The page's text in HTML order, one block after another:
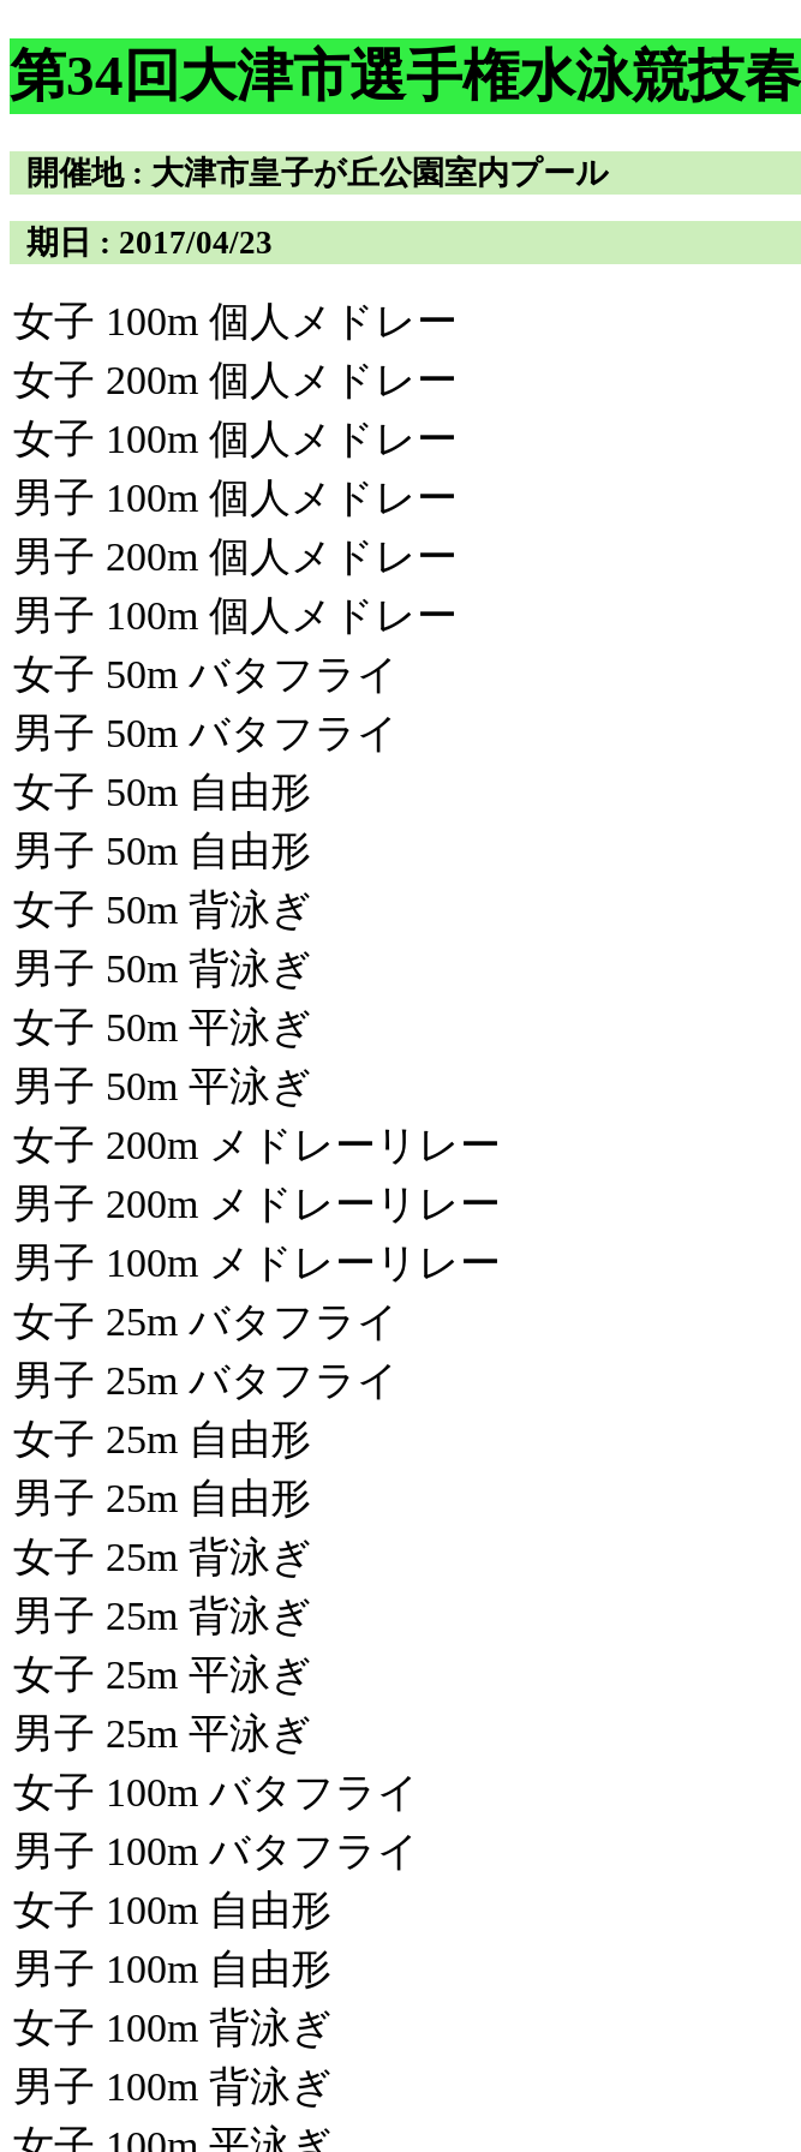
第34回大津市選手権水泳競技
開催地 : 大津市皇子が丘公園室内プール
期日 : 2017/04/23
女子 100m 個人メドレー
女子 200m 個人メドレー
女子 100m 個人メドレー
男子 100m 個人メドレー
男子 200m 個人メドレー
男子 100m 個人メドレー
女子 50m バタフライ
男子 50m バタフライ
女子 50m 自由形
男子 50m 自由形
女子 50m 背泳ぎ
男子 50m 背泳ぎ
女子 50m 平泳ぎ
男子 50m 平泳ぎ
女子 200m メドレーリレー
男子 200m メドレーリレー
男子 100m メドレーリレー
女子 25m バタフライ
男子 25m バタフライ
女子 25m 自由形
男子 25m 自由形
女子 25m 背泳ぎ
男子 25m 背泳ぎ
女子 25m 平泳ぎ
男子 25m 平泳ぎ
女子 100m バタフライ
男子 100m バタフライ
女子 100m 自由形
男子 100m 自由形
女子 100m 背泳ぎ
男子 100m 背泳ぎ